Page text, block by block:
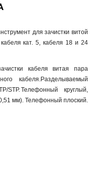
для зачистки витой
кат. 5, кабеля 18 и 24
кабеля витая пара
кабеля.Разделываемый
STP. Телефонный круглый,
мм). Телефонный плоский.